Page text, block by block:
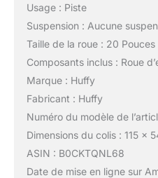
Usage : Piste
Suspension : Aucune
Taille de la roue : 20 Pouces
Composants inclus : Roue
Marque : Huffy
Fabricant : Huffy
Numéro du modèle de
Dimensions du colis : 115 x
ASIN : B0CKTQNL68
Date de mise en ligne sur